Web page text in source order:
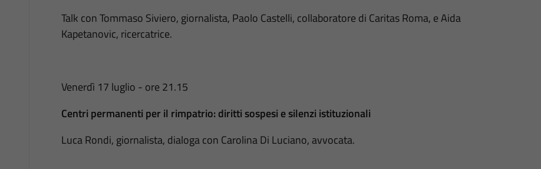
Talk con Tommaso Siviero, giornalista, Paolo Castelli, collaboratore di Caritas Roma, e Aida
Kapetanovic, ricercatrice.
Venerdì 17 luglio - ore 21.15
Centri permanenti per il rimpatrio: diritti sospesi e silenzi istituzionali
Luca Rondi, giornalista, dialoga con Carolina Di Luciano, avvocata.